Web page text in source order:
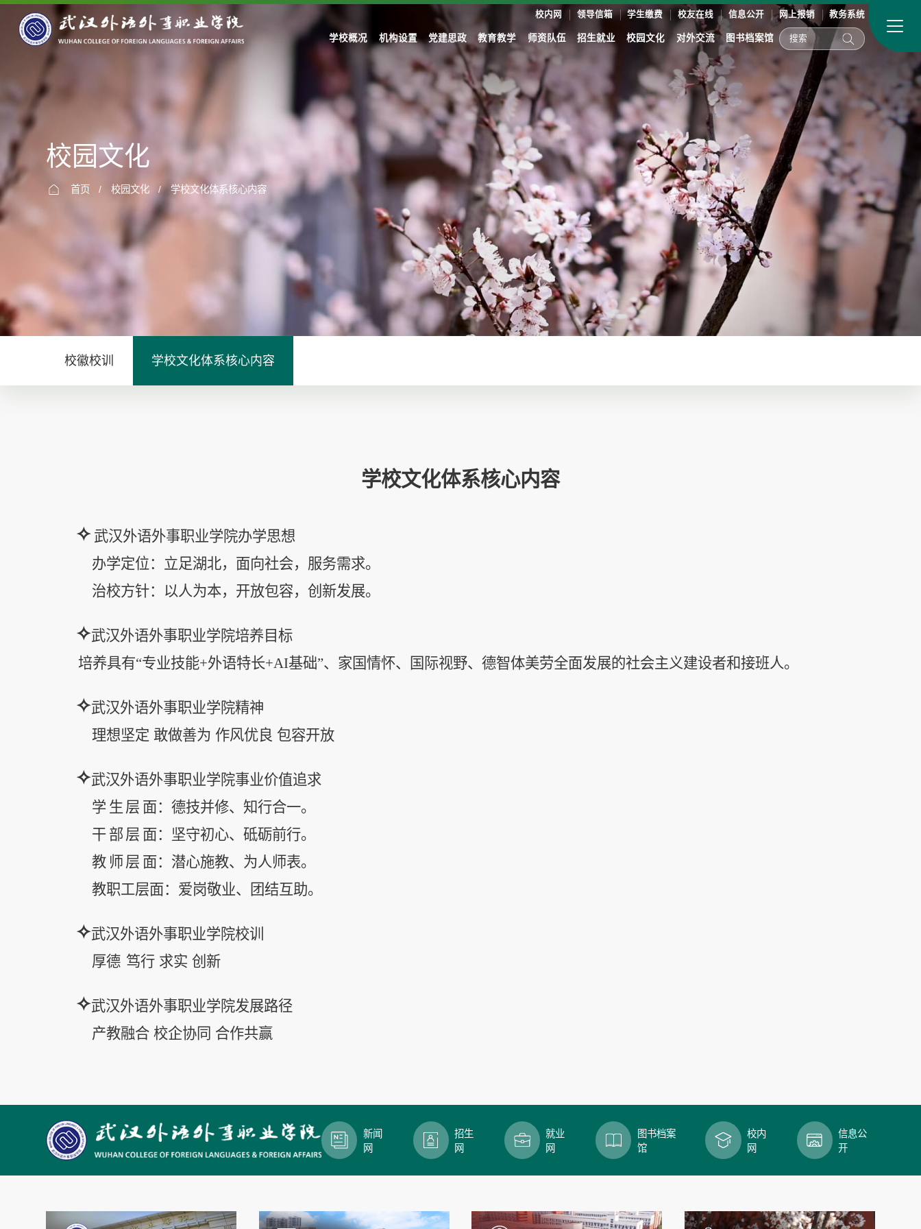
校内网 领导信箱 学生缴费 校友在线 信息公开 网上报销 教务系统
学校概况 机构设置 党建思政 教育教学 师资队伍 招生就业 校园文化 对外交流 图书档案馆
校园文化
首页 / 校园文化 / 学校文化体系核心内容
校徽校训 学校文化体系核心内容
学校文化体系核心内容
✧ 武汉外语外事职业学院办学思想
办学定位：立足湖北，面向社会，服务需求。
治校方针：以人为本，开放包容，创新发展。
✧武汉外语外事职业学院培养目标
培养具有“专业技能+外语特长+AI基础”、家国情怀、国际视野、德智体美劳全面发展的社会主义建设者和接班人。
✧武汉外语外事职业学院精神
理想坚定 敢做善为 作风优良 包容开放
✧武汉外语外事职业学院事业价值追求
学生层 面：德技并修、知行合一。
干部层 面：坚守初心、砥砺前行。
教师层 面：潜心施教、为人师表。
教职工层面：爱岗敬业、团结互助。
✧武汉外语外事职业学院校训
厚德 笃行 求实 创新
✧武汉外语外事职业学院发展路径
产教融合 校企协同 合作共赢
新闻
网
招生
网
就业
网
图书档案
馆
校内
网
信息公
开